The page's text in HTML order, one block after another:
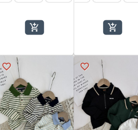
add_shopping_cart
add_shopping_cart
favorite_border
favorite_border